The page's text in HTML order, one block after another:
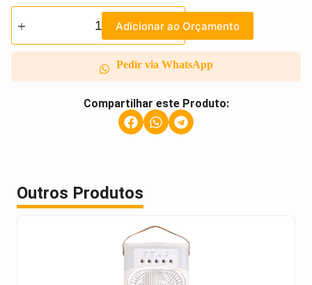
Adicionar ao Orçamento
Pedir via WhatsApp
Compartilhar este Produto:
Outros Produtos